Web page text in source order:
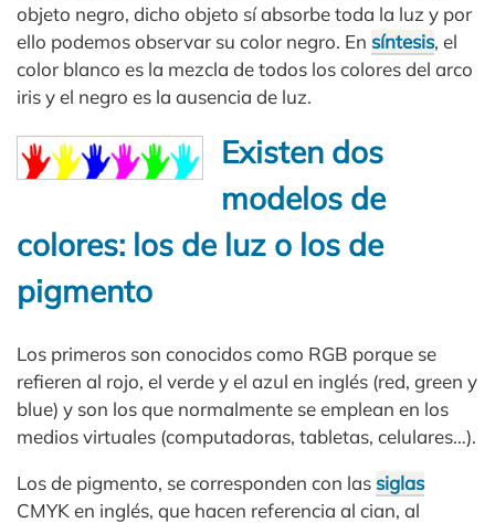
objeto negro, dicho objeto sí absorbe toda la luz y por
ello podemos observar su color negro. En síntesis, el
color blanco es la mezcla de todos los colores del arco
iris y el negro es la ausencia de luz.
Existen dos
modelos de
colores: los de luz o los de
pigmento
Los primeros son conocidos como RGB porque se
refieren al rojo, el verde y el azul en inglés (red, green y
blue) y son los que normalmente se emplean en los
medios virtuales (computadoras, tabletas, celulares…).
Los de pigmento, se corresponden con las siglas
CMYK en inglés, que hacen referencia al cian, al